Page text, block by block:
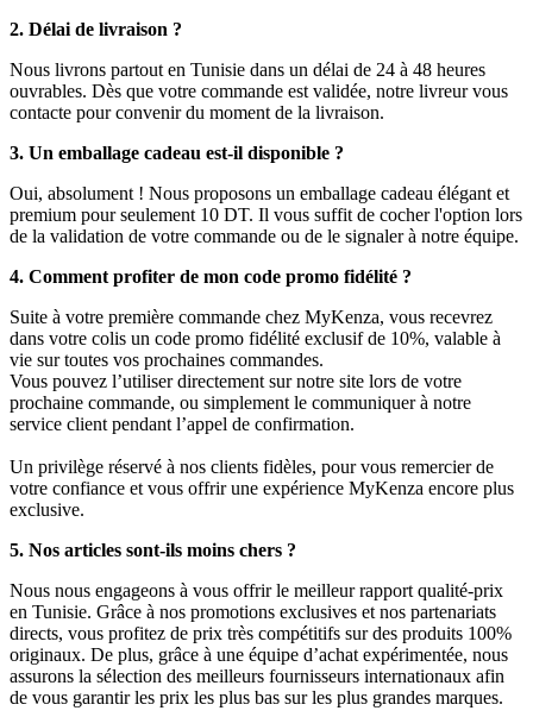
2. Délai de livraison ?
Nous livrons partout en Tunisie dans un délai de 24 à 48 heures
ouvrables. Dès que votre commande est validée, notre livreur vous
contacte pour convenir du moment de la livraison.
3. Un emballage cadeau est-il disponible ?
Oui, absolument ! Nous proposons un emballage cadeau élégant et
premium pour seulement 10 DT. Il vous suffit de cocher l'option lors
de la validation de votre commande ou de le signaler à notre équipe.
4. Comment profiter de mon code promo fidélité ?
Suite à votre première commande chez MyKenza, vous recevrez
dans votre colis un code promo fidélité exclusif de 10%, valable à
vie sur toutes vos prochaines commandes.
Vous pouvez l’utiliser directement sur notre site lors de votre
prochaine commande, ou simplement le communiquer à notre
service client pendant l’appel de confirmation.
Un privilège réservé à nos clients fidèles, pour vous remercier de
votre confiance et vous offrir une expérience MyKenza encore plus
exclusive.
5. Nos articles sont-ils moins chers ?
Nous nous engageons à vous offrir le meilleur rapport qualité-prix
en Tunisie. Grâce à nos promotions exclusives et nos partenariats
directs, vous profitez de prix très compétitifs sur des produits 100%
originaux. De plus, grâce à une équipe d’achat expérimentée, nous
assurons la sélection des meilleurs fournisseurs internationaux afin
de vous garantir les prix les plus bas sur les plus grandes marques.